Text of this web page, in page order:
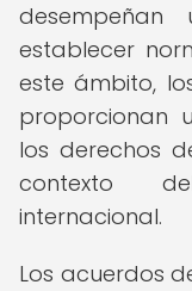
establecer
este ámbito,
proporcionan
los derechos
contexto
internacional.
Los acuerdos